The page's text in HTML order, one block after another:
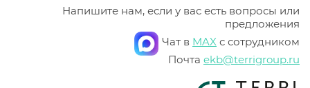
Напишите нам, если у вас есть вопросы или
предложения
Чат в MAX с сотрудником
Почта ekb@terrigroup.ru